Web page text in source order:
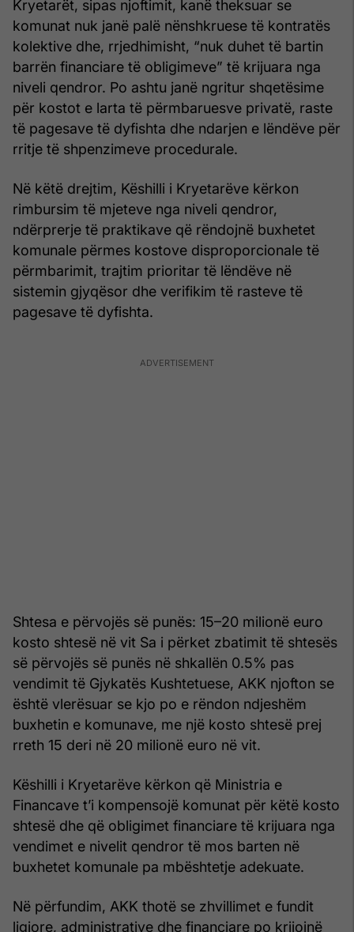
Kryetarët, sipas njoftimit, kanë theksuar se
komunat nuk janë palë nënshkruese të kontratës
kolektive dhe, rrjedhimisht, “nuk duhet të bartin
barrën financiare të obligimeve” të krijuara nga
niveli qendror. Po ashtu janë ngritur shqetësime
për kostot e larta të përmbaruesve privatë, raste
të pagesave të dyfishta dhe ndarjen e lëndëve për
rritje të shpenzimeve procedurale.
Në këtë drejtim, Këshilli i Kryetarëve kërkon
rimbursim të mjeteve nga niveli qendror,
ndërprerje të praktikave që rëndojnë buxhetet
komunale përmes kostove disproporcionale të
përmbarimit, trajtim prioritar të lëndëve në
sistemin gjyqësor dhe verifikim të rasteve të
pagesave të dyfishta.
Shtesa e përvojës së punës: 15–20 milionë euro
kosto shtesë në vit Sa i përket zbatimit të shtesës
së përvojës së punës në shkallën 0.5% pas
vendimit të Gjykatës Kushtetuese, AKK njofton se
është vlerësuar se kjo po e rëndon ndjeshëm
buxhetin e komunave, me një kosto shtesë prej
rreth 15 deri në 20 milionë euro në vit.
Këshilli i Kryetarëve kërkon që Ministria e
Financave t’i kompensojë komunat për këtë kosto
shtesë dhe që obligimet financiare të krijuara nga
vendimet e nivelit qendror të mos barten në
buxhetet komunale pa mbështetje adekuate.
Në përfundim, AKK thotë se zhvillimet e fundit
ligjore, administrative dhe financiare po krijojnë